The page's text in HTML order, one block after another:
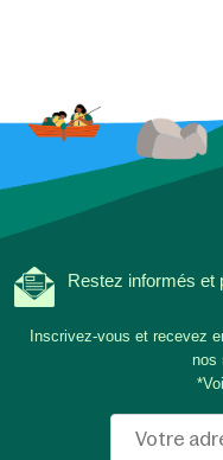
Restez informés et
Inscrivez-vous et recevez
nos